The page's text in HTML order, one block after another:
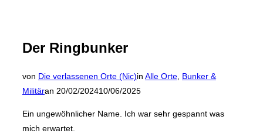
Der Ringbunker
von Die verlassenen Orte (Nic)in Alle Orte Bunker &
Militäran Veröffentlicht
20/02/202410/06/2025
Ein ungewöhnlicher Name. Ich war sehr gespannt was
mich erwartet.